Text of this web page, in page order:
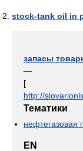
stock-tank oil in
запасы
—
[
http://
Тематики
нефтегазовая
EN